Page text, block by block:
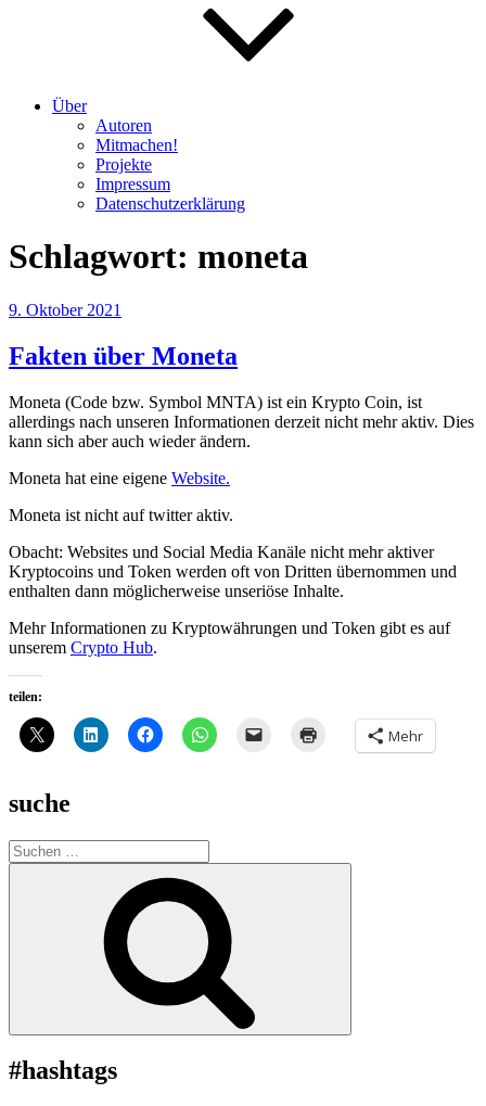
Über
Autoren
Mitmachen!
Projekte
Impressum
Datenschutzerklärung
Schlagwort: moneta
Veröffentlicht
9. Oktober 2021
Fakten über Moneta
Moneta (Code bzw. Symbol MNTA) ist ein Krypto Coin, ist
allerdings nach unseren Informationen derzeit nicht mehr aktiv. Dies
kann sich aber auch wieder ändern.
Moneta hat eine eigene Website.
Moneta ist nicht auf twitter aktiv.
Obacht: Websites und Social Media Kanäle nicht mehr aktiver
Kryptocoins und Token werden oft von Dritten übernommen und
enthalten dann möglicherweise unseriöse Inhalte.
Mehr Informationen zu Kryptowährungen und Token gibt es auf
unserem Crypto Hub.
teilen:
Mehr
suche
Suche
nach:
#hashtags